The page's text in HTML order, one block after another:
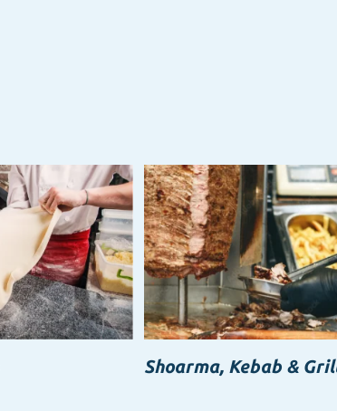
Shoarma, Kebab &